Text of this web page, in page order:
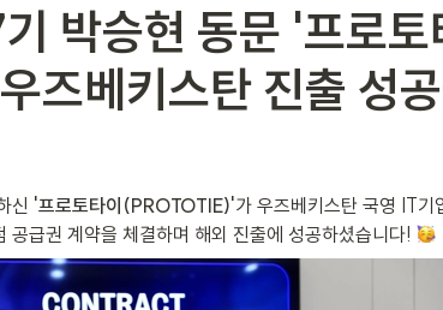
박승현 동문 '프로토
즈베키스탄 진출 성
신 '프로토타이(PROTOTIE)'가 우즈베키스탄 국영 IT기
급권 계약을 체결하며 해외 진출에 성공하셨습니다!